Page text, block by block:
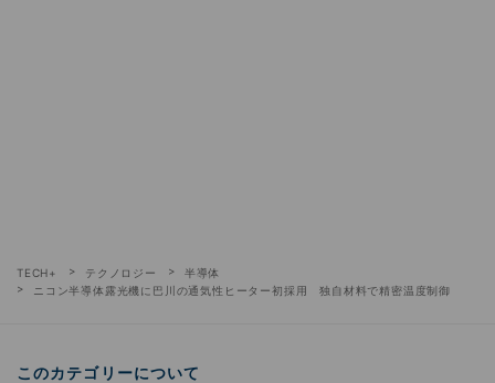
TECH+ テクノロジー
半導体
ニコン半導体露光機に巴川の通気性ヒーター初採用 独自材料で精密温度制御
このカテゴリーについて